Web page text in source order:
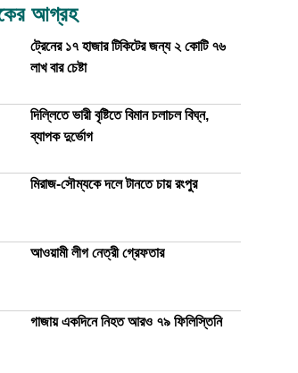
আগ্রহ
ট্রেনের ১৭ হাজার টিকিটের জন্য ২ কোটি ৭৬
লাখ বার চেষ্টা
দিল্লিতে ভারী বৃষ্টিতে বিমান চলাচল বিঘ্ন,
ব্যাপক দুর্ভোগ
মিরাজ-সৌম্যকে দলে টানতে চায় রংপুর
আওয়ামী লীগ নেত্রী গ্রেফতার
গাজায় একদিনে নিহত আরও ৭৯ ফিলিস্তিনি